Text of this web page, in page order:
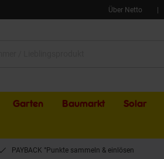
Über Netto
Garten Baumarkt Solar
PAYBACK °Punkte sammeln & einlösen